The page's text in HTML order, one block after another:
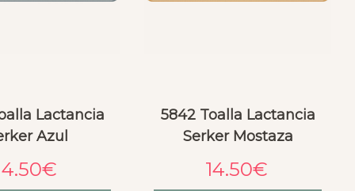
Lactancia
Azul
€
5842 Toalla Lactancia
Serker Mostaza
14.50€